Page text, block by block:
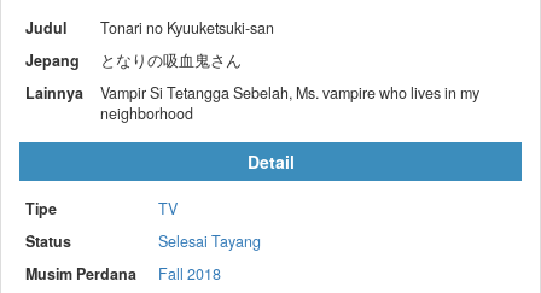
Judul
Tonari no Kyuuketsuki-san
Jepang
となりの吸血鬼さん
Lainnya
Vampir Si Tetangga Sebelah, Ms. vampire who lives in my
neighborhood
Detail
Tipe
TV
Status
Selesai Tayang
Musim Perdana
Fall 2018